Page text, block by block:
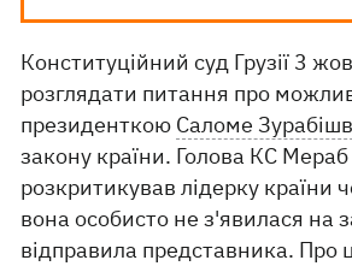
Конституційний суд Грузії 3
розглядати питання про
президенткою Саломе
закону країни. Голова КС Мераб
розкритикував лідерку країни
вона особисто не з'явилася на
відправила представника. Про